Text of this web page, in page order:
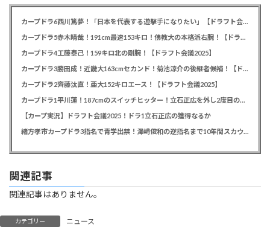
カープドラ6西川篤夢！「日本を代表する遊撃手になりたい」【ドラフト会議2025】
カープドラ5赤木晴哉！191cm最速153キロ！佛教大の本格派右腕！【ドラフト会議2025】
カープドラ4工藤泰己！159キロ北の剛腕！【ドラフト会議2025】
カープドラ3勝田成！近畿大163cmセカンド！菊池涼介の後継者候補！【ドラフト会議2025】
カープドラ2齊藤汰直！亜大152キロエース！【ドラフト会議2025】
カープドラ1平川蓮！187cmのスイッチヒッター！立石正広を外し2度目の重複も新井監督がクジを引き当てる！【ドラフト会議2025】
【カープ実況】ドラフト会議2025！ドラ1立石正広の獲得なるか
緒方孝市カープドラ3指名で青学出禁！澤﨑俊和の逆指名まで10年間スカウト出禁
関連記事
関連記事はありません。
カテゴリー ニュース